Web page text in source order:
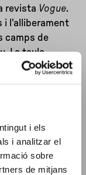
i els
i analitzar el
sobre
de mitjans
revista Vogue.
i l'alliberament
camps de
La taula
que
bèl·lic.
Units,
i
va